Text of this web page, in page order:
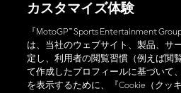
プライバシーポ
購入ポリシ
オフィシャル
カスタマイズ体験
『MotoGP™ Sports Entertainment
は、当社のウェブサイト、製品、サ
定し、利用者の閲覧習慣（例えば閲
て作成したプロフィールに基づいて
を表示するために、『Cookie（クッ